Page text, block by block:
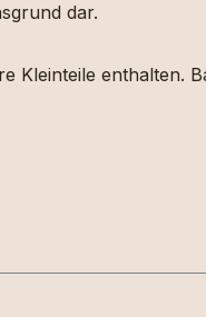
dar.
Kleinteile enthalten.